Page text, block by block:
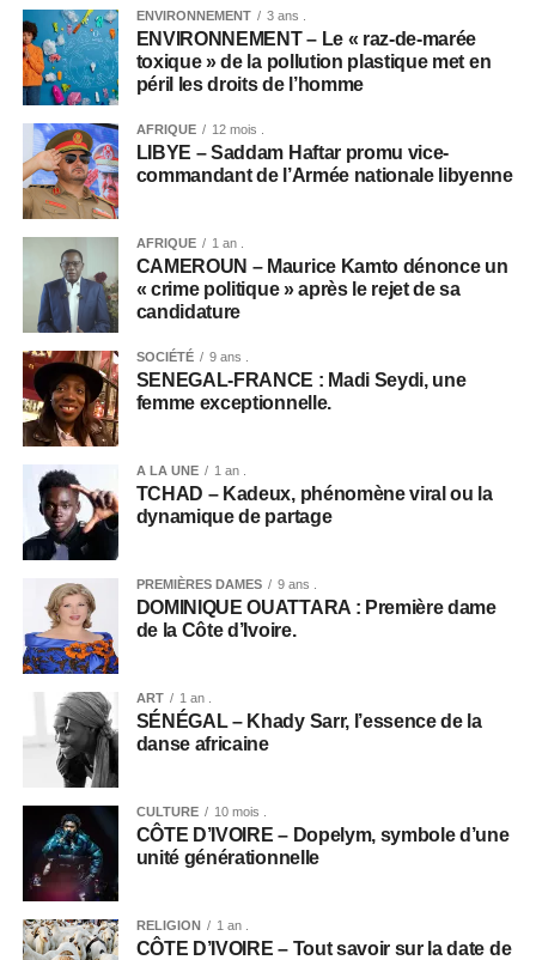
ENVIRONNEMENT 3 ans .
ENVIRONNEMENT – Le « raz-de-marée
toxique » de la pollution plastique met en
péril les droits de l’homme
AFRIQUE 12 mois .
LIBYE – Saddam Haftar promu vice-
commandant de l’Armée nationale libyenne
AFRIQUE 1 an .
CAMEROUN – Maurice Kamto dénonce un
« crime politique » après le rejet de sa
candidature
SOCIÉTÉ 9 ans .
SENEGAL-FRANCE : Madi Seydi, une
femme exceptionnelle.
A LA UNE 1 an .
TCHAD – Kadeux, phénomène viral ou la
dynamique de partage
PREMIÈRES DAMES 9 ans .
DOMINIQUE OUATTARA : Première dame
de la Côte d’Ivoire.
ART 1 an .
SÉNÉGAL – Khady Sarr, l’essence de la
danse africaine
CULTURE 10 mois .
CÔTE D’IVOIRE – Dopelym, symbole d’une
unité générationnelle
RELIGION 1 an .
CÔTE D’IVOIRE – Tout savoir sur la date de